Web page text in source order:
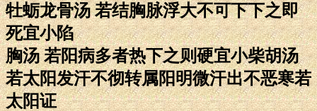
牡蛎龙骨汤 若结胸脉浮大不可下下之即
死宜小陷
胸汤 若阳病多者热下之则硬宜小柴胡汤
若太阳发汗不彻转属阳明微汗出不恶寒若
太阳证